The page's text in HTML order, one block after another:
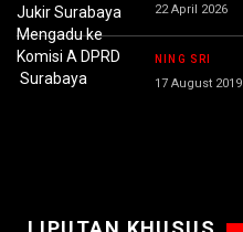
22 April 2026
NING SRI
17 August 2019